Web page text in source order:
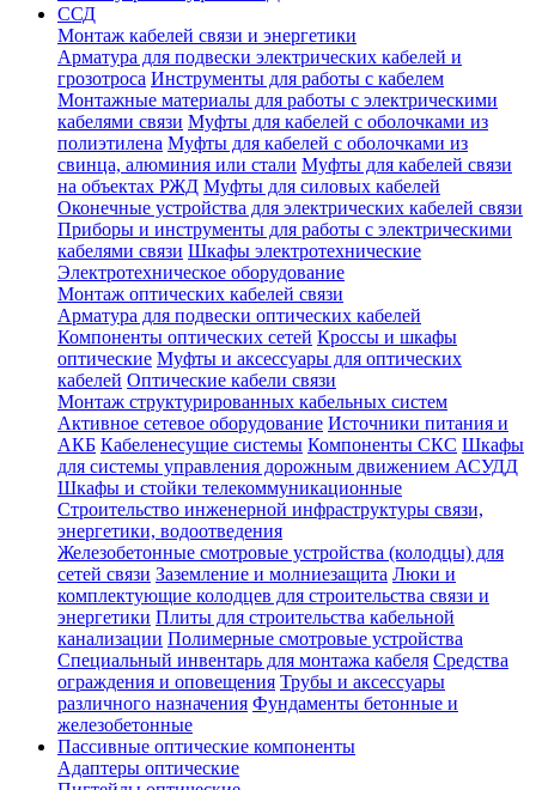
ССД
Монтаж кабелей связи и энергетики
Арматура для подвески электрических кабелей и
грозотроса Инструменты для работы с кабелем
Монтажные материалы для работы с электрическими
кабелями связи Муфты для кабелей с оболочками из
полиэтилена Муфты для кабелей с оболочками из
свинца, алюминия или стали Муфты для кабелей связи
на объектах РЖД Муфты для силовых кабелей
Оконечные устройства для электрических кабелей связи
Приборы и инструменты для работы с электрическими
кабелями связи Шкафы электротехнические
Электротехническое оборудование
Монтаж оптических кабелей связи
Арматура для подвески оптических кабелей
Компоненты оптических сетей Кроссы и шкафы
оптические Муфты и аксессуары для оптических
кабелей Оптические кабели связи
Монтаж структурированных кабельных систем
Активное сетевое оборудование Источники питания и
АКБ Кабеленесущие системы Компоненты СКС Шкафы
для системы управления дорожным движением АСУДД
Шкафы и стойки телекоммуникационные
Строительство инженерной инфраструктуры связи,
энергетики, водоотведения
Железобетонные смотровые устройства (колодцы) для
сетей связи Заземление и молниезащита Люки и
комплектующие колодцев для строительства связи и
энергетики Плиты для строительства кабельной
канализации Полимерные смотровые устройства
Специальный инвентарь для монтажа кабеля Средства
ограждения и оповещения Трубы и аксессуары
различного назначения Фундаменты бетонные и
железобетонные
Пассивные оптические компоненты
Адаптеры оптические